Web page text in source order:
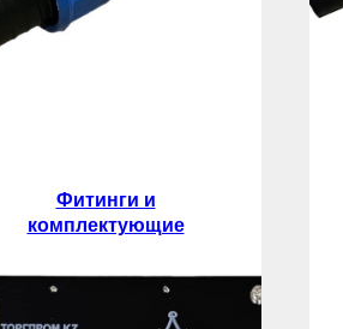
Фитинги и
комплектующие